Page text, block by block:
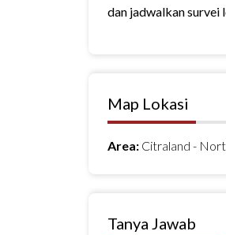
dan jadwalkan survei
Map Lokasi
Area: Citraland -
Tanya Jawab